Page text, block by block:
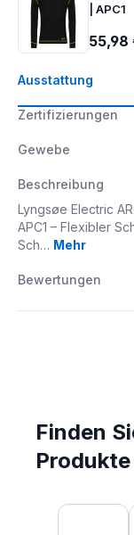
Ausstattung
Zertifizierungen
Gewebe
Beschreibung
Lyngsøe Electric
APC1 – Flexibler
Sch… Mehr
Bewertungen
| APC1
55,98
Finden
Produkte